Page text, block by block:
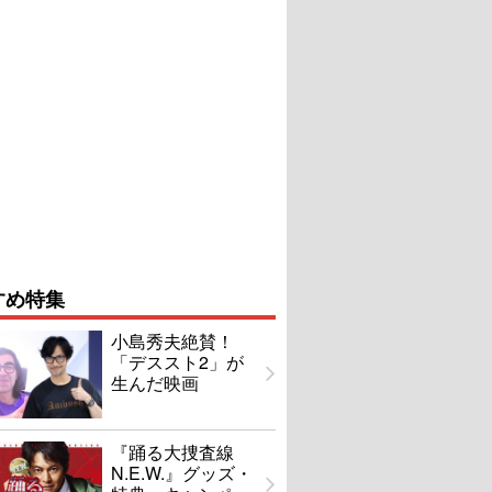
特集
小島秀夫絶賛！
「デススト2」が
生んだ映画
『踊る大捜査線
N.E.W.』グッズ・